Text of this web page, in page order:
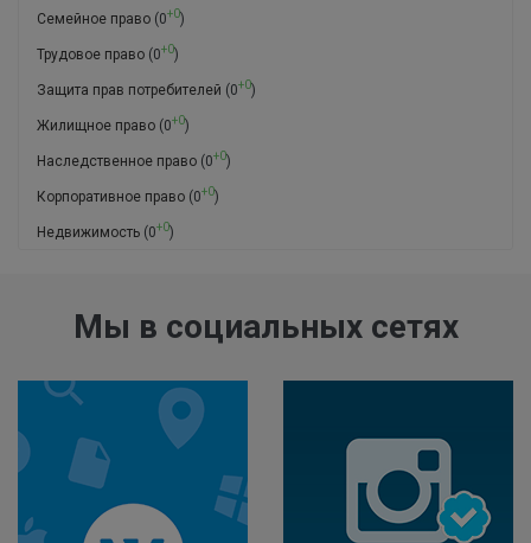
Семейное право (0+0)
Трудовое право (0+0)
Защита прав потребителей (0+0)
Жилищное право (0+0)
Наследственное право (0+0)
Корпоративное право (0+0)
Недвижимость (0+0)
Мы в социальных сетях